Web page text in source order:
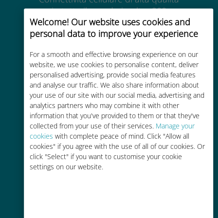
Welcome! Our website uses cookies and
personal data to improve your experience
For a smooth and effective browsing experience on our
website, we use cookies to personalise content, deliver
personalised advertising, provide social media features
and analyse our traffic. We also share information about
your use of our site with our social media, advertising and
analytics partners who may combine it with other
information that you've provided to them or that they've
collected from your use of their services. Manage your
cookies with complete peace of mind. Click "Allow all
cookies" if you agree with the use of all of our cookies. Or
click "Select" if you want to customise your cookie
settings on our website.
in tutto il mondo in oltre 200
destinazioni
Economico
Fino al 90% in meno rispetto alle
tariffe di roaming con il vostro
operatore attuale